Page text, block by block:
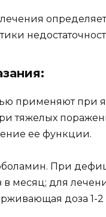
применяют при
тяжелых
ее функции.
При
в месяц; для
доза 1-2